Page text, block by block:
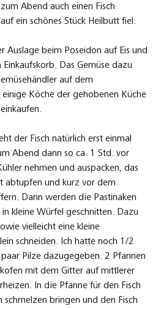
Abend auch einen Fisch
ein schönes Stück Heilbutt fiel.
Auslage beim Poseidon auf Eis und
Das Gemüse dazu
auf dem
Köche der gehobenen Küche
der Fisch natürlich erst einmal
Abend dann so ca. 1 Std. vor
nehmen und auspacken, das
abtupfen und kurz vor dem
Dann werden die Pastinaken
kleine Würfel geschnitten. Dazu
vielleicht eine kleine
schneiden. Ich hatte noch 1/2
Pilze dazugegeben. 2 Pfannen
mit dem Gitter auf mittlerer
In die Pfanne für den Fisch
bringen und den Fisch